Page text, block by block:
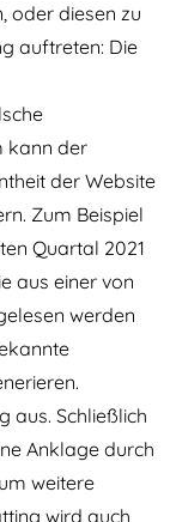
oder diesen zu
auftreten: Die
kann der
der Website
Zum Beispiel
Quartal 2021
aus einer von
werden
aus. Schließlich
Anklage durch
weitere
wird auch